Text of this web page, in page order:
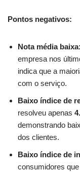
Pontos negativos:
Nota média baixa:
empresa nos
indica que a
com o serviço.
Baixo índice de
resolveu apenas
demonstrando
dos clientes.
Baixo índice de
consumidores